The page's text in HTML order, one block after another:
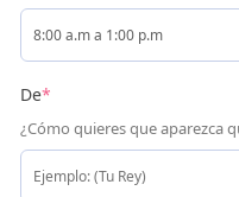
De*
¿Cómo quieres que aparezca